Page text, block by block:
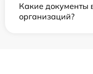
Какие документы
организаций?